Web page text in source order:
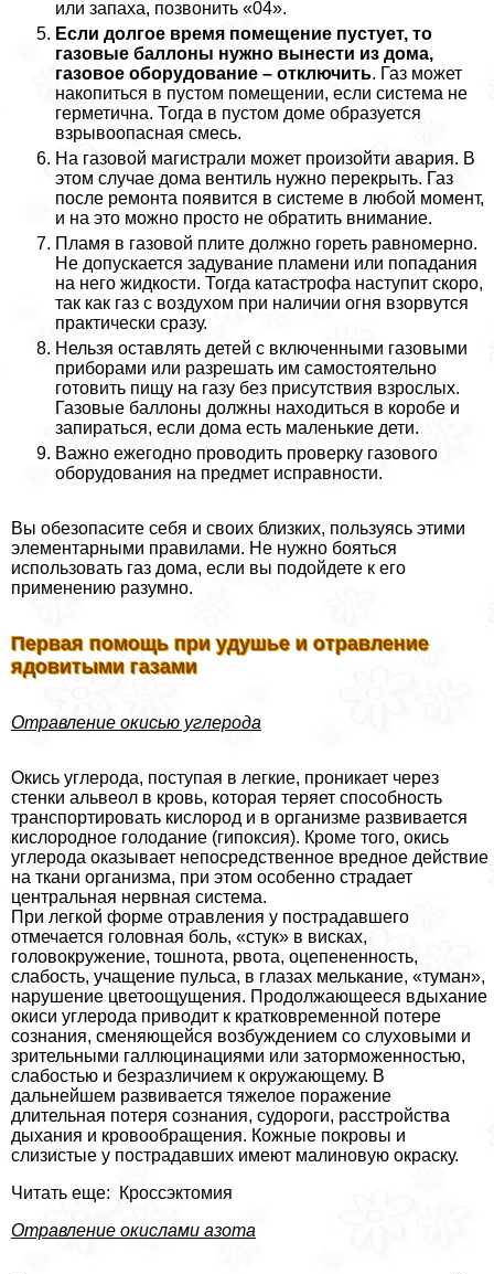
или запаха, позвонить «04».
Если долгое время помещение пустует, то
газовые баллоны нужно вынести из дома,
газовое оборудование – отключить. Газ может
накопиться в пустом помещении, если система не
герметична. Тогда в пустом доме образуется
взрывоопасная смесь.
На газовой магистрали может произойти авария. В
этом случае дома вентиль нужно перекрыть. Газ
после ремонта появится в системе в любой момент,
и на это можно просто не обратить внимание.
Пламя в газовой плите должно гореть равномерно.
Не допускается задувание пламени или попадания
на него жидкости. Тогда катастрофа наступит скоро,
так как газ с воздухом при наличии огня взорвутся
пpaктически сразу.
Нельзя оставлять детей с включенными газовыми
приборами или разрешать им самостоятельно
готовить пищу на газу без присутствия взрослых.
Газовые баллоны должны находиться в коробе и
запираться, если дома есть маленькие дети.
Важно ежегодно проводить проверку газового
оборудования на предмет исправности.
Вы обезопасите себя и своих близких, пользуясь этими
элементарными правилами. Не нужно бояться
использовать газ дома, если вы подойдете к его
применению разумно.
Первая помощь при удушье и отравление
ядовитыми газами
Отравление окисью углерода
Окись углерода, поступая в легкие, проникает через
стенки альвеол в кровь, которая теряет способность
трaнcпортировать кислород и в организме развивается
кислородное голодание (гипоксия). Кроме того, окись
углерода оказывает непосредственное вредное действие
на ткани организма, при этом особенно страдает
центральная нервная система.
При легкой форме отравления у пострадавшего
отмечается головная боль, «стук» в висках,
головокружение, тошнота, рвота, оцепененность,
слабость, учащение пульса, в глазах мелькание, «туман»,
нарушение цветоощущения. Продолжающееся вдыхание
окиси углерода приводит к кратковременной потере
сознания, сменяющейся возбуждением со слуховыми и
зрительными галлюцинациями или заторможенностью,
слабостью и безразличием к окружающему. В
дальнейшем развивается тяжелое поражение
длительная потеря сознания, судороги, расстройства
дыхания и кровообращения. Кожные покровы и
слизистые у пострадавших имеют малиновую окраску.
Читать еще: Кроссэктомия
Отравление окислами азота